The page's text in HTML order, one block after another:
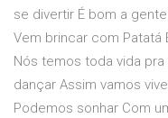
se divertir É bom a
Vem brincar com Patatá
Nós temos toda vida
dançar Assim vamos
Podemos sonhar Com